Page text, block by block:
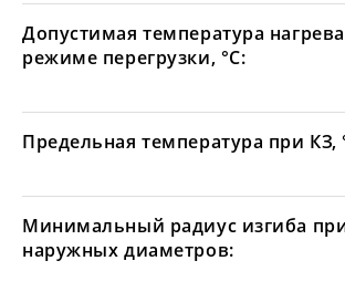
Допустимая температура
режиме перегрузки, °С:
Предельная температура при КЗ,
Минимальный радиус изгиба
наружных диаметров: